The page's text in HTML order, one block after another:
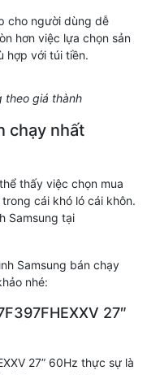
cho người dùng dễ
hơn việc lựa chọn sản
hợp với túi tiền.
theo giá thành
chạy nhất
thấy việc chọn mua
cái khó ló cái khôn.
Samsung tại
Samsung bán chạy
nhé:
27″
27” 60Hz thực sự là